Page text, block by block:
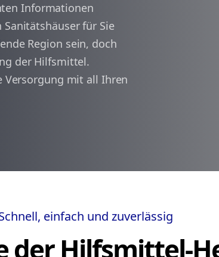
arrow_back 1 arrow_forward
Informationen
für Sie
Region sein, doch
der Hilfsmittel.
Versorgung mit all Ihren
einfach und zuverlässig
der Hilfsmittel-